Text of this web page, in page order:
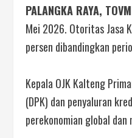
PALANGKA RAYA,
Mei 2026. Otoritas Jasa
persen dibandingkan
Kepala OJK Kalteng
(DPK) dan penyaluran
perekonomian global dan